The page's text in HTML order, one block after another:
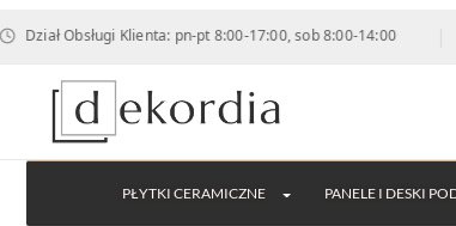
Obsługi Klienta: pn-pt 8:00-17:00, sob 8:00-14:00 |
PŁYTKI CERAMICZNE PANELE I DESKI